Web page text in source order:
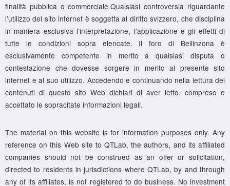
finalità pubblica o commerciale.Qualsiasi controversia riguardante
l’utilizzo del sito internet è soggetta al diritto svizzero, che disciplina
in maniera esclusiva l’interpretazione, l’applicazione e gli effetti di
tutte le condizioni sopra elencate. Il foro di Bellinzona è
esclusivamente competente in merito a qualsiasi disputa o
contestazione che dovesse sorgere in merito al presente sito
internet e al suo utilizzo. Accedendo e continuando nella lettura dei
contenuti di questo sito Web dichiari di aver letto, compreso e
accettato le sopracitate informazioni legali.
The material on this website is for information purposes only. Any
reference on this Web site to QTLab, the authors, and its affiliated
companies should not be construed as an offer or solicitation,
directed to residents in jurisdictions where QTLab, by and through
any of its affiliates, is not registered to do business. No investment